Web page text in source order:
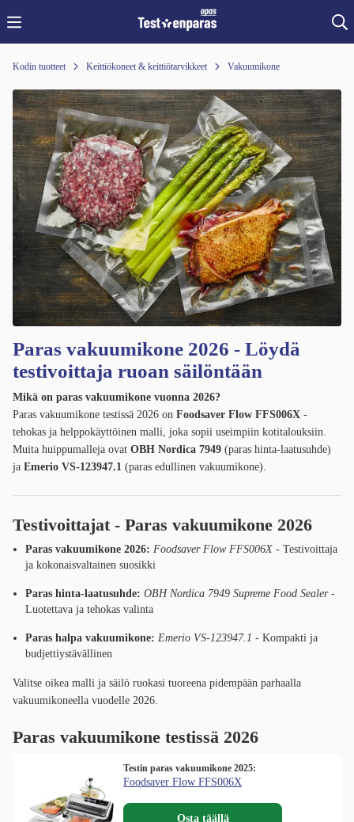
Kodin tuotteet Keittiökoneet & keittiötarvikkeet Vakuumikone
Paras vakuumikone 2026 - Löydä
testivoittaja ruoan säilöntään
Mikä on paras vakuumikone vuonna 2026?
Paras vakuumikone testissä 2026 on Foodsaver Flow FFS006X -
tehokas ja helppokäyttöinen malli, joka sopii useimpiin kotitalouksiin.
Muita huippumalleja ovat OBH Nordica 7949 (paras hinta-laatusuhde)
ja Emerio VS-123947.1 (paras edullinen vakuumikone).
Testivoittajat - Paras vakuumikone 2026
Paras vakuumikone 2026: Foodsaver Flow FFS006X - Testivoittaja
ja kokonaisvaltainen suosikki
Paras hinta-laatusuhde: OBH Nordica 7949 Supreme Food Sealer-
Luotettava ja tehokas valinta
Paras halpa vakuumikone: Emerio VS-123947.1 - Kompakti ja
budjettiystävällinen
Valitse oikea malli ja säilö ruokasi tuoreena pidempään parhaalla
vakuumikoneella vuodelle 2026.
Paras vakuumikone testissä 2026
Testin paras vakuumikone 2025:
Foodsaver Flow FFS006X
Osta täällä